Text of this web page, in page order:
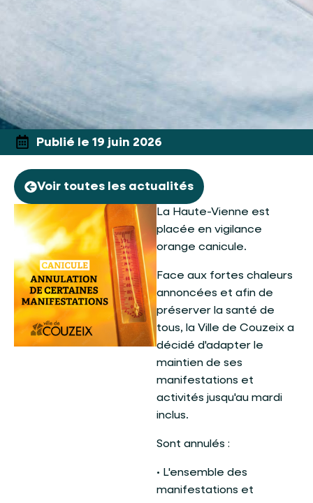
Publié le 19 juin 2026
Voir toutes les actualités
La Haute-Vienne est
placée en vigilance
orange canicule.
Face aux fortes chaleurs
annoncées et afin de
préserver la santé de
tous, la Ville de Couzeix a
décidé d'adapter le
maintien de ses
manifestations et
activités jusqu'au mardi
inclus.
Sont annulés :
• L'ensemble des
manifestations et